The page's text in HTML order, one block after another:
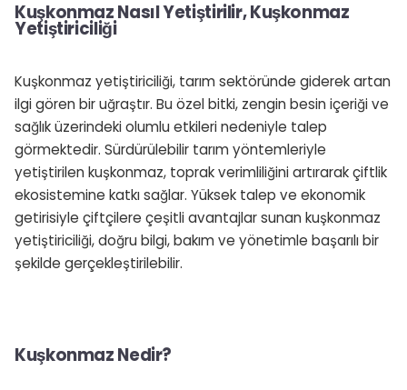
Kuşkonmaz Nasıl Yetiştirilir, Kuşkonmaz
Yetiştiriciliği
Kuşkonmaz yetiştiriciliği, tarım sektöründe giderek artan
ilgi gören bir uğraştır. Bu özel bitki, zengin besin içeriği ve
sağlık üzerindeki olumlu etkileri nedeniyle talep
görmektedir. Sürdürülebilir tarım yöntemleriyle
yetiştirilen kuşkonmaz, toprak verimliliğini artırarak çiftlik
ekosistemine katkı sağlar. Yüksek talep ve ekonomik
getirisiyle çiftçilere çeşitli avantajlar sunan kuşkonmaz
yetiştiriciliği, doğru bilgi, bakım ve yönetimle başarılı bir
şekilde gerçekleştirilebilir.
Kuşkonmaz Nedir?